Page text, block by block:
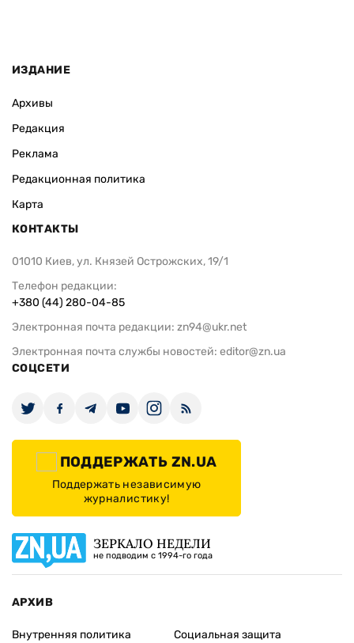
ИЗДАНИЕ
Архивы
Редакция
Реклама
Редакционная политика
Карта
КОНТАКТЫ
01010 Киев, ул. Князей Острожских, 19/1
Телефон редакции:
+380 (44) 280-04-85
Электронная почта редакции: zn94@ukr.net
Электронная почта службы новостей: editor@zn.ua
СОЦСЕТИ
ПОДДЕРЖАТЬ ZN.UA
Поддержать независимую
журналистику!
ЗЕРКАЛО НЕДЕЛИ
не подводим с 1994-го года
АРХИВ
Внутренняя политика
Социальная защита